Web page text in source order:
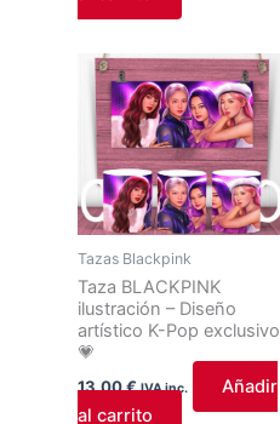
Tazas Blackpink
Taza BLACKPINK
ilustración – Diseño
artístico K-Pop exclusivo
💗
13,00€ IVA inc.
Añadir
al carrito